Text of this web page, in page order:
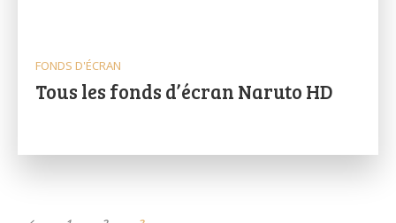
FONDS D'ÉCRAN
Tous les fonds d’écran Naruto HD